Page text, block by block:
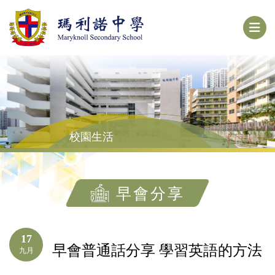
校園生活
早會分享
17
九月 早會普通話分享 學習英語的方法